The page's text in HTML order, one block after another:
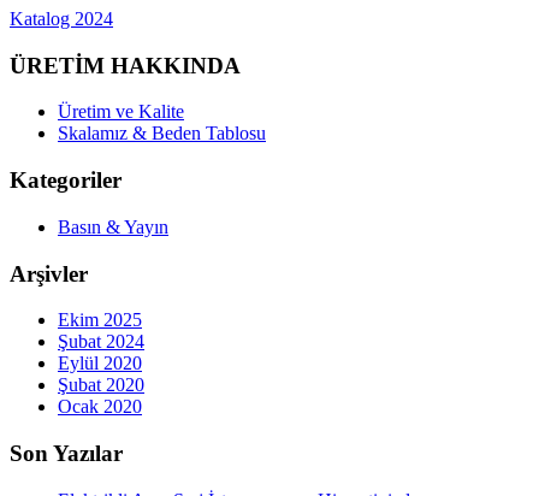
Katalog 2024
ÜRETİM HAKKINDA
Üretim ve Kalite
Skalamız & Beden Tablosu
Kategoriler
Basın & Yayın
Arşivler
Ekim 2025
Şubat 2024
Eylül 2020
Şubat 2020
Ocak 2020
Son Yazılar